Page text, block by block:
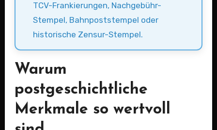
TCV-Frankierungen, Nachgebühr-
Stempel, Bahnpoststempel oder
historische Zensur-Stempel.
Warum
postgeschichtliche
Merkmale so wertvoll